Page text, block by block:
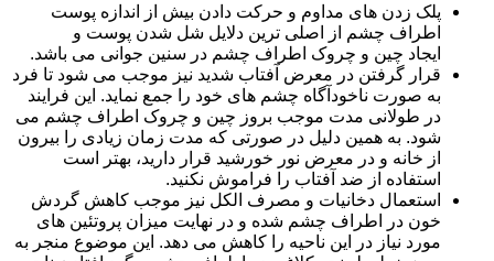
پلک زدن های مداوم و حرکت دادن بیش از اندازه پوست
اطراف چشم از اصلی ترین دلایل شل شدن پوست و
ایجاد چین و چروک اطراف چشم در سنین جوانی می باشد.
قرار گرفتن در معرض آفتاب شدید نیز موجب می شود تا فرد
به صورت ناخودآگاه چشم های خود را جمع نماید. این فرایند
در طولانی مدت موجب بروز چین و چروک اطراف چشم می
شود. به همین دلیل در صورتی که مدت زمان زیادی را بیرون
از خانه و در معرض نور خورشید قرار دارید، بهتر است
استفاده از ضد آفتاب را فراموش نکنید.
استعمال دخانیات و مصرف الکل نیز موجب کاهش گردش
خون در اطراف چشم شده و در نهایت میزان پروتئین های
مورد نیاز در این ناحیه را کاهش می دهد. این موضوع منجر به